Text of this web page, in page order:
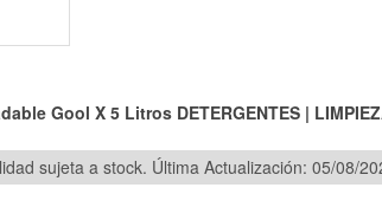
Gool X 5 Litros DETERGENTES |
sujeta a stock. Última Actualización: 05/08/